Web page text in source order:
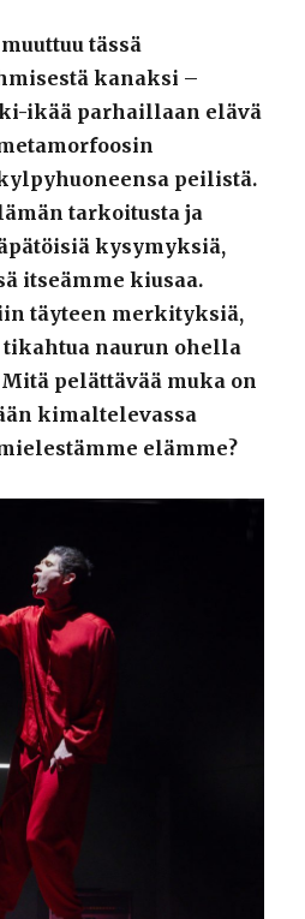
tässä
kanaksi –
ikää parhaillaan elävä
peilistä.
tarkoitusta ja
kysymyksiä,
itseämme kiusaa.
täyteen merkityksiä,
naurun ohella
pelättävää muka on
kimaltelevassa
elämme?